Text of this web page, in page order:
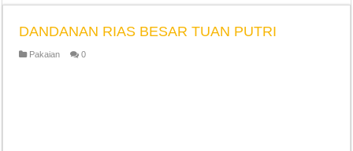
DANDANAN RIAS BESAR TUAN PUTRI
Pakaian 0